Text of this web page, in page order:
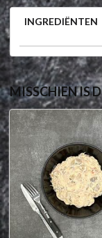
INGREDIËNTEN
MISSCHIEN IS